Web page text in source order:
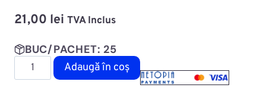
21,00 lei TVA Inclus
BUC/PACHET: 25
Cantitate
Diblu
Adaugă în coș